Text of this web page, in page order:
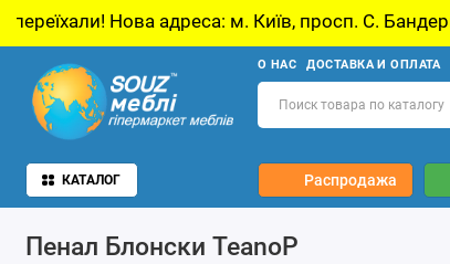
адреса: м. Київ, просп. С. Бандери, 21, Київ
О НАС ДОСТАВКА И ОПЛАТА
КАТАЛОГ Распродажа
Пенал Блонски TeanoP